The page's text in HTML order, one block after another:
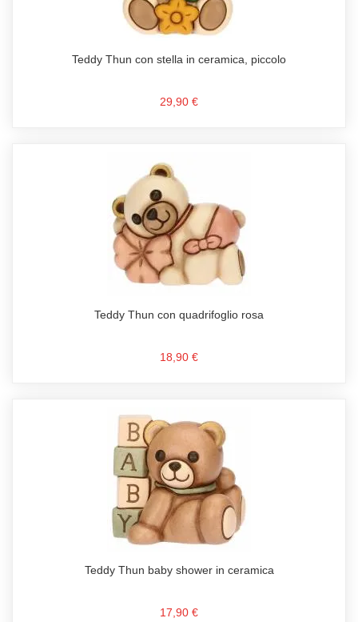
Teddy Thun con stella in ceramica, piccolo
29,90 €
Teddy Thun con quadrifoglio rosa
18,90 €
Teddy Thun baby shower in ceramica
17,90 €